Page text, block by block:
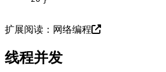
扩展阅读： 网络编程
线程并发